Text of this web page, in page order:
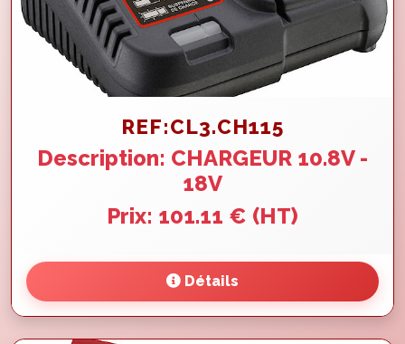
REF:CL3.CH115
Description: CHARGEUR 10.8V -
18V
Prix: 101.11 € (HT)
Détails